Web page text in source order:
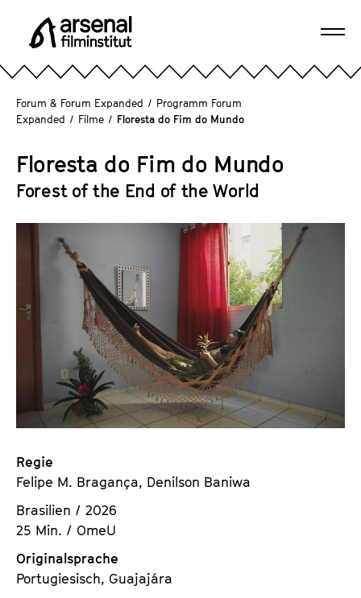
e r
s
e
a
F
t
.
V
Forum & Forum Expanded / Programm Forum
Expanded / Filme / Floresta do Fim do Mundo
Floresta do Fim do Mundo
Forest of the End of the World
Regie
Felipe M. Bragança, Denilson Baniwa
Brasilien / 2026
25 Min. / OmeU
Originalsprache
Portugiesisch, Guajajára